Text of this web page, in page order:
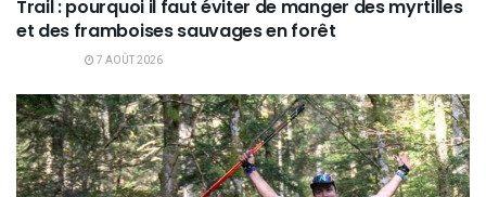
Trail : pourquoi il faut éviter de manger des myrtilles
et des framboises sauvages en forêt
7 AOÛT 2026